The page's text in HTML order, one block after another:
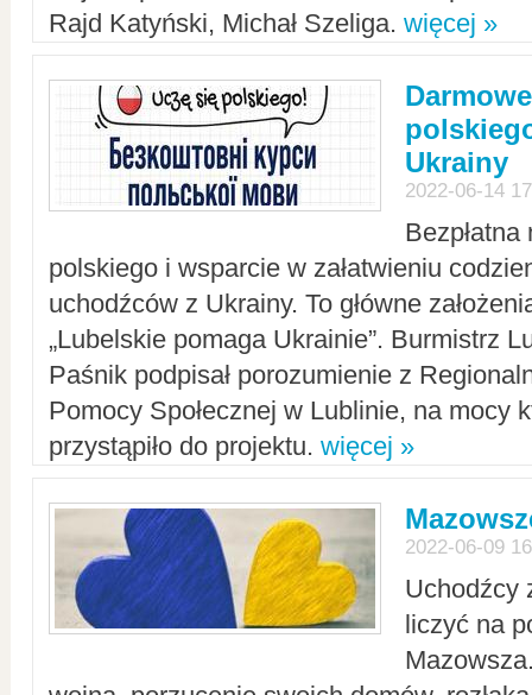
Rajd Katyński, Michał Szeliga. więcej »
Ukrainy
2022-06-14
polskiego i wsparcie w załatwieniu
uchodźców z Ukrainy. To główne
„Lubelskie pomaga Ukrainie”. Burmistrz
Paśnik podpisał porozumienie z
Pomocy Społecznej w Lublinie, na mocy
przystąpiło do projektu. więcej »
2022-06-09
Uchodźcy
liczyć na